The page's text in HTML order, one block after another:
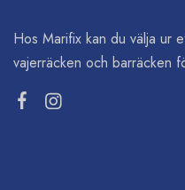
Hos Marifix kan du välja ur
vajerräcken och barräcken